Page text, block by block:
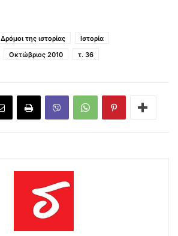
Δρόμοι της ιστορίας
Ιστορία
Οκτώβριος 2010 τ. 36